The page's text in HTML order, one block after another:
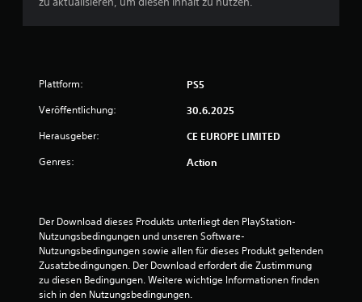
Plattform: PS5
Veröffentlichung: 30.6.2025
Herausgeber: CE EUROPE LIMITED
Genres: Action
Der Download dieses Produkts unterliegt den PlayStation-
Nutzungsbedingungen und unseren Software-
Nutzungsbedingungen sowie allen für dieses Produkt geltenden
Zusatzbedingungen. Der Download erfordert die Zustimmung
zu diesen Bedingungen. Weitere wichtige Informationen finden
sich in den Nutzungsbedingungen.